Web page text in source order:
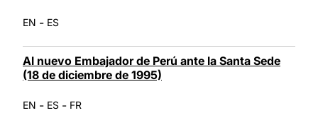
EN - ES
Al nuevo Embajador de Perú ante la Santa Sede
(18 de diciembre de 1995)
EN - ES - FR